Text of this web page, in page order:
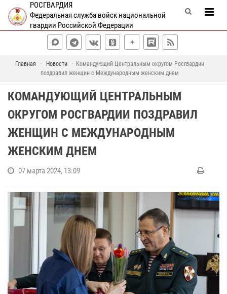
РОСГВАРДИЯ
Федеральная служба войск национальной
гвардии Российской Федерации
Главная Новости
Командующий Центральным округом Росгвардии
поздравил женщин с Международным женским днем
КОМАНДУЮЩИЙ ЦЕНТРАЛЬНЫМ
ОКРУГОМ РОСГВАРДИИ ПОЗДРАВИЛ
ЖЕНЩИН С МЕЖДУНАРОДНЫМ
ЖЕНСКИМ ДНЕМ
07 марта 2024, 13:09